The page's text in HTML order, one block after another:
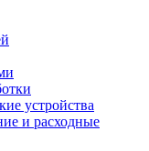
устройства
и расходные